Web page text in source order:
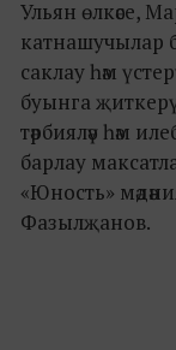
Ульян өлкәсе,
катнашучылар
саклау һәм
буынга
тәрбияләү һәм
барлау
«Юность»
Фазылҗанов.